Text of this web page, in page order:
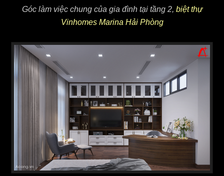
Góc làm việc chung của gia đình tại tầng 2, biệt thự
Vinhomes Marina Hải Phòng